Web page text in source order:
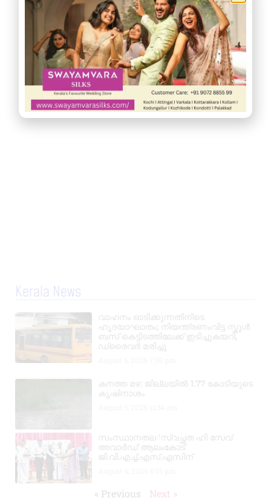
Kerala News
വാഹനം ഓടിക്കുന്നതിനിടെ
ഹൃദയാഘാതം; നിയന്ത്രണംവിട്ട സ്കൂൾ
ബസ് കെട്ടിടത്തിലേക്ക് ഇടിച്ചുകയറി,
ഡ്രൈവർ മരിച്ചു
കനത്ത മഴ: ജില്ലയിൽ 1.77 കോടിയുടെ
കൃഷിനാശം
സംസ്ഥാനതല ‘സ്വച്ഛത ഹി സേവ’
അവാർഡ് ആലംകോട്
ജി.വി.എച്ച്.എസ്.എസിന്
« Previous Next »